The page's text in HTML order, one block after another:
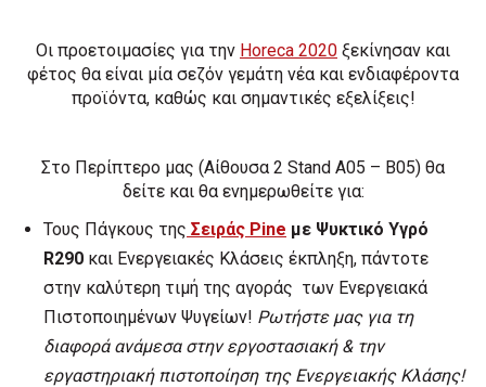
Οι προετοιμασίες για την Horeca 2020 ξεκίνησαν και
φέτος θα είναι μία σεζόν γεμάτη νέα και ενδιαφέροντα
προϊόντα, καθώς και σημαντικές εξελίξεις!
Στο Περίπτερο μας (Αίθουσα 2 Stand A05 – B05) θα
δείτε και θα ενημερωθείτε για:
Τους Πάγκους της Σειράς Pine με Ψυκτικό Υγρό
R290 και Ενεργειακές Κλάσεις έκπληξη, πάντοτε
στην καλύτερη τιμή της αγοράς των Ενεργειακά
Πιστοποιημένων Ψυγείων! Ρωτήστε μας για τη
διαφορά ανάμεσα στην εργοστασιακή & την
εργαστηριακή πιστοποίηση της Ενεργειακής Κλάσης!